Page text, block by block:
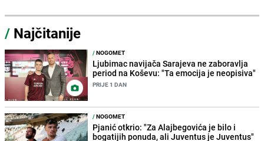
/ Najčitanije
/NOGOMET
Ljubimac navijača Sarajeva ne zaboravlja
period na Koševu: "Ta emocija je neopisiva"
PRIJE 1 DAN
/NOGOMET
Pjanić otkrio: "Za Alajbegovića je bilo i
bogatijih ponuda, ali Juventus je Juventus"